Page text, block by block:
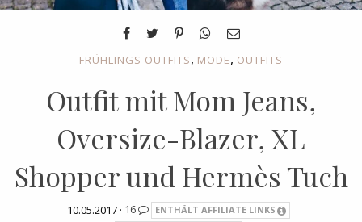
FRÜHLINGS OUTFITS, MODE, OUTFITS
Outfit mit Mom Jeans,
Oversize-Blazer, XL
Shopper und Hermès Tuch
10.05.2017 · 16
ENTHÄLT AFFILIATE LINKS